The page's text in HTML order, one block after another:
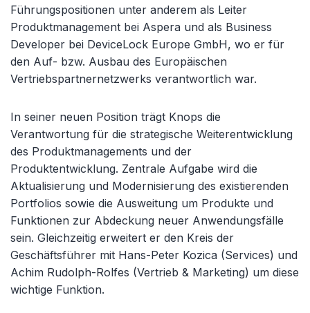
Führungspositionen unter anderem als Leiter
Produktmanagement bei Aspera und als Business
Developer bei DeviceLock Europe GmbH, wo er für
den Auf- bzw. Ausbau des Europäischen
Vertriebspartnernetzwerks verantwortlich war.
In seiner neuen Position trägt Knops die
Verantwortung für die strategische Weiterentwicklung
des Produktmanagements und der
Produktentwicklung. Zentrale Aufgabe wird die
Aktualisierung und Modernisierung des existierenden
Portfolios sowie die Ausweitung um Produkte und
Funktionen zur Abdeckung neuer Anwendungsfälle
sein. Gleichzeitig erweitert er den Kreis der
Geschäftsführer mit Hans-Peter Kozica (Services) und
Achim Rudolph-Rolfes (Vertrieb & Marketing) um diese
wichtige Funktion.